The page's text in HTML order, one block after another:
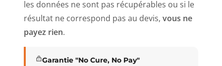
les données ne sont pas récupérables ou si le
résultat ne correspond pas au devis, vous ne
payez rien.
Garantie "No Cure, No Pay"